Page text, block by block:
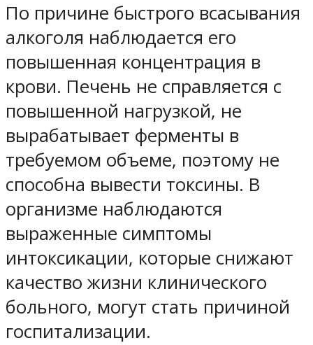
По причине быстрого всасывания
алкоголя наблюдается его
повышенная концентрация в
крови. Печень не справляется с
повышенной нагрузкой, не
вырабатывает ферменты в
требуемом объеме, поэтому не
способна вывести токсины. В
организме наблюдаются
выраженные симптомы
интоксикации, которые снижают
качество жизни клинического
больного, могут стать причиной
госпитализации.